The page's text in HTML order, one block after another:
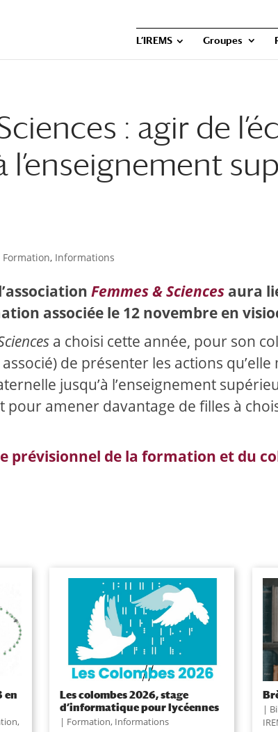
L’IREMS Groupes
: agir de
l’enseignement
Formation, Informations
Femmes & Sciences aura
associée le 12 novembre en
a choisi cette année, pour son
de présenter les actions
jusqu’à l’enseignement
pour amener davantage de filles à
prévisionnel de la formation et du
en
,
Les colombes 2026, stage
d’informatique pour lycéennes
Formation, Informations